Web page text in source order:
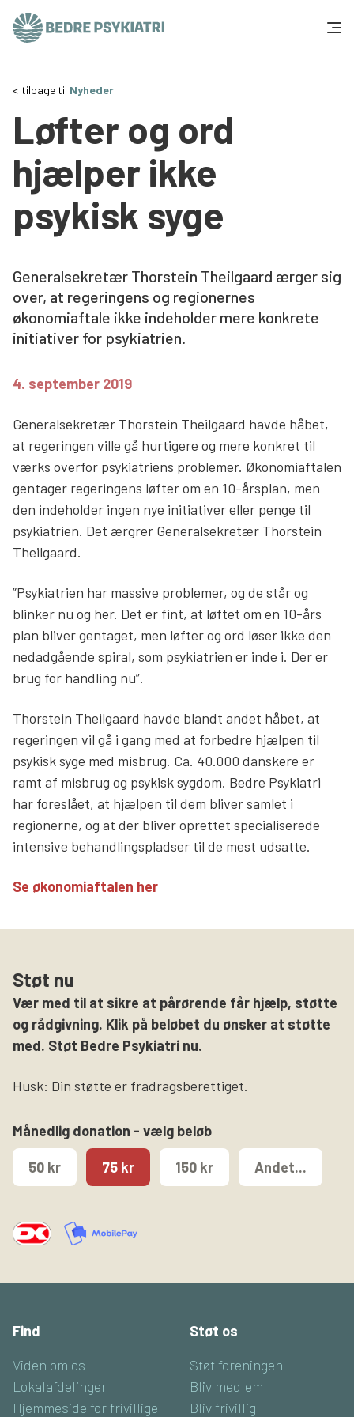
Tal og fakta
Om os
Vær med
Støt os
Søg
tilbage til Nyheder
Løfter og ord
hjælper ikke
psykisk syge
Generalsekretær Thorstein Theilgaard ærger sig
over, at regeringens og regionernes
økonomiaftale ikke indeholder mere konkrete
initiativer for psykiatrien.
4. september 2019
Generalsekretær Thorstein Theilgaard havde håbet,
at regeringen ville gå hurtigere og mere konkret til
værks overfor psykiatriens problemer. Økonomiaftalen
gentager regeringens løfter om en 10-årsplan, men
den indeholder ingen nye initiativer eller penge til
psykiatrien. Det ærgrer Generalsekretær Thorstein
Theilgaard.
”Psykiatrien har massive problemer, og de står og
blinker nu og her. Det er fint, at løftet om en 10-års
plan bliver gentaget, men løfter og ord løser ikke den
nedadgående spiral, som psykiatrien er inde i. Der er
brug for handling nu”.
Thorstein Theilgaard havde blandt andet håbet, at
regeringen vil gå i gang med at forbedre hjælpen til
psykisk syge med misbrug. Ca. 40.000 danskere er
ramt af misbrug og psykisk sygdom. Bedre Psykiatri
har foreslået, at hjælpen til dem bliver samlet i
regionerne, og at der bliver oprettet specialiserede
intensive behandlingspladser til de mest udsatte.
Se økonomiaftalen her
Støt nu
Vær med til at sikre at pårørende får hjælp, støtte
og rådgivning. Klik på beløbet du ønsker at støtte
med. Støt Bedre Psykiatri nu.
Husk: Din støtte er fradragsberettiget.
Månedlig donation - vælg beløb
50 kr 75 kr 150 kr Andet...
Find
Viden om os
Lokalafdelinger
Hjemmeside for frivillige
Støt os
Støt foreningen
Bliv medlem
Bliv frivillig